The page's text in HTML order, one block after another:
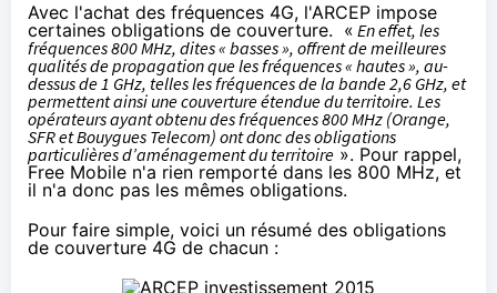
Avec l'achat des fréquences 4G, l'ARCEP impose
certaines obligations de couverture. « En effet, les
fréquences 800 MHz, dites « basses », offrent de meilleures
qualités de propagation que les fréquences « hautes », au-
dessus de 1 GHz, telles les fréquences de la bande 2,6 GHz, et
permettent ainsi une couverture étendue du territoire. Les
opérateurs ayant obtenu des fréquences 800 MHz (Orange,
SFRetBouygues Telecom) ont donc des obligations
particulières d’aménagement du territoire ». Pour rappel,
Free Mobile n'a rien remporté dans les 800 MHz, et
il n'a donc pas les mêmes obligations.
Pour faire simple, voici un résumé des obligations
de couverture 4G de chacun :